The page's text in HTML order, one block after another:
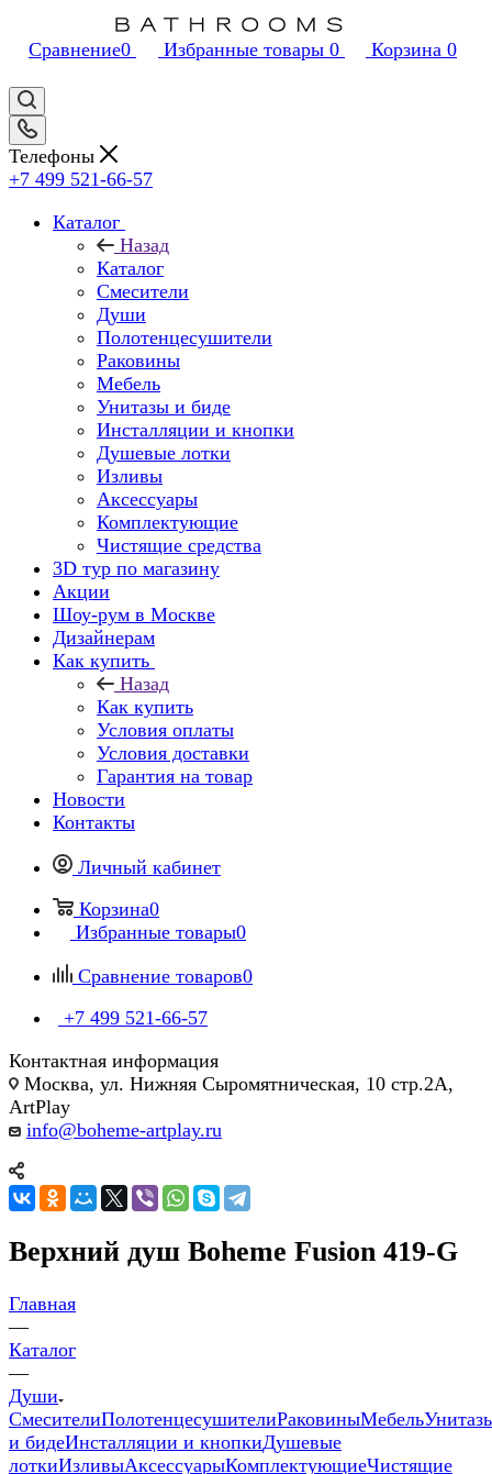
Сравнение0 Избранные товары 0 Корзина 0
Телефоны
+7 499 521-66-57
Каталог
Назад
Каталог
Смесители
Души
Полотенцесушители
Раковины
Мебель
Унитазы и биде
Инсталляции и кнопки
Душевые лотки
Изливы
Аксессуары
Комплектующие
Чистящие средства
3D тур по магазину
Акции
Шоу-рум в Москве
Дизайнерам
Как купить
Назад
Как купить
Условия оплаты
Условия доставки
Гарантия на товар
Новости
Контакты
Личный кабинет
Корзина0
Избранные товары0
Сравнение товаров0
+7 499 521-66-57
Контактная информация
Москва, ул. Нижняя Сыромятническая, 10 стр.2А,
ArtPlay
info@boheme-artplay.ru
Верхний душ Boheme Fusion 419-G
Главная
—
Каталог
—
Души
СмесителиПолотенцесушителиРаковиныМебель
и бидеИнсталляции и кнопкиДушевые
лоткиИзливыАксессуарыКомплектующиеЧистящие